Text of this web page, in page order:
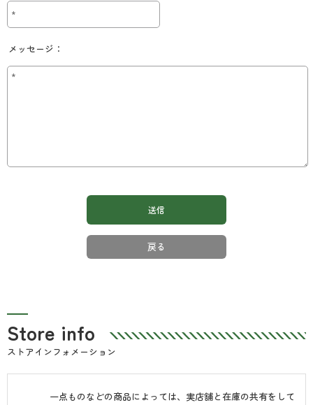
メッセージ：
戻る
Store info
ストアインフォメーション
一点ものなどの商品によっては、実店舗と在庫の共有をして